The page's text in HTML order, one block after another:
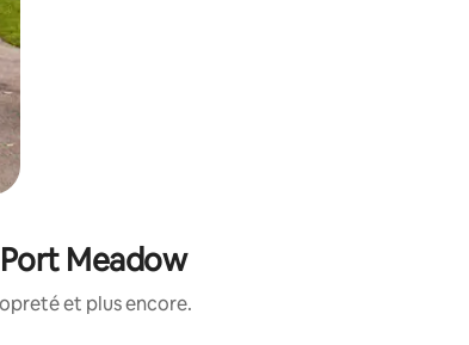
Meadow
et plus encore.